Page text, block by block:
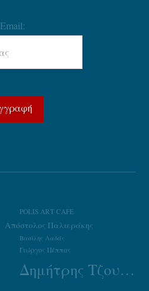
Email:
POLIS ART CAFE
Απόστολος Παλιεράκης
Βασίλης Λαδάς
Γιώργος Πέππας
Δημήτρης Τζουμάκας